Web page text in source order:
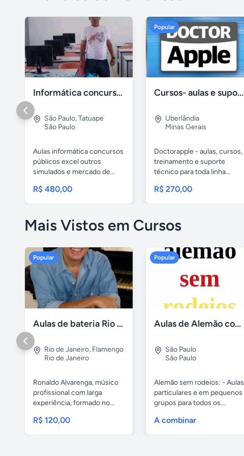
Informática concursos públicos processo seletivo
São Paulo,Tatuape
São Paulo
Aulas informática concursos
públicos excel outros
simulados e mercado de...
R$ 480,00
Popular
Cursos- aulas e suporte apple - ipad- iphone e mac
Uberlândia
Minas Gerais
Doctorapple - aulas, cursos,
treinamento e suporte
técnico para toda linha...
R$ 270,00
Mais Vistos em Cursos
Popular
Aulas de bateria Rio de Janeiro
Rio de Janeiro, Flamengo
Rio de Janeiro
Ronaldo Alvarenga, músico
profissional com larga
experiência, formado no...
R$ 120,00
Popular
Aulas de Alemão com Professor Nativo
São Paulo
São Paulo
Alemão sem rodeios: - Aulas
particulares e em pequenos
grupos para todos os...
A combinar